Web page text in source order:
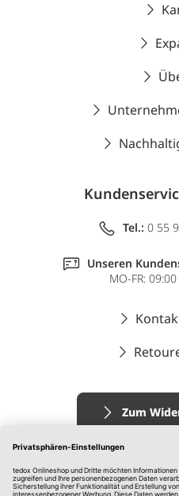
Tel.: 0 55
Unseren
MO-FR:
Zum